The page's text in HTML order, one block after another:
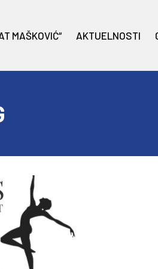
MAŠKOVIĆ“ AKTUELNOSTI